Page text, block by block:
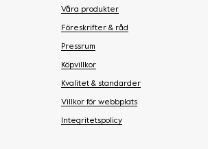
Våra produkter
Föreskrifter & råd
Pressrum
Köpvillkor
Kvalitet & standarder
Villkor för webbplats
Integritetspolicy